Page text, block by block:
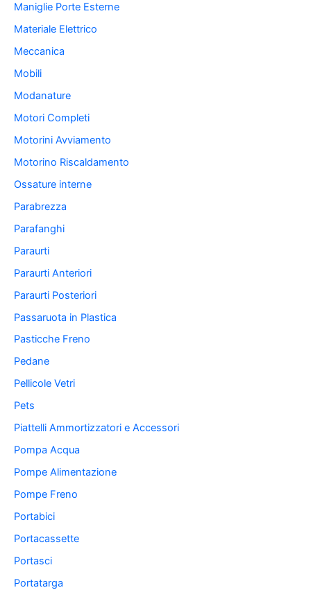
Maniglie Porte Esterne
Materiale Elettrico
Meccanica
Mobili
Modanature
Motori Completi
Motorini Avviamento
Motorino Riscaldamento
Ossature interne
Parabrezza
Parafanghi
Paraurti
Paraurti Anteriori
Paraurti Posteriori
Passaruota in Plastica
Pasticche Freno
Pedane
Pellicole Vetri
Pets
Piattelli Ammortizzatori e Accessori
Pompa Acqua
Pompe Alimentazione
Pompe Freno
Portabici
Portacassette
Portasci
Portatarga